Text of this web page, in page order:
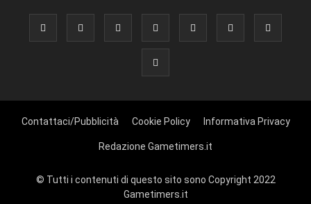
Contattaci/Pubblicità Cookie Policy Informativa Privacy
Redazione Gametimers.it
© Tutti i contenuti di questo sito sono Copyright 2022
Gametimers.it